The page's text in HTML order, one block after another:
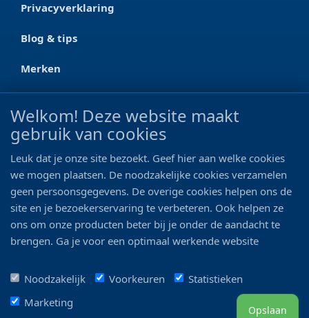
Privacyverklaring
Blog & tips
Merken
CONTACT
Ootmarsumseweg 125a
0546 - 622 990
06 - 11 19 81 42
info@bo-vis.nl
Welkom! Deze website maakt
gebruik van cookies
Leuk dat je onze site bezoekt. Geef hier aan welke cookies
we mogen plaatsen. De noodzakelijke cookies verzamelen
geen persoonsgegevens. De overige cookies helpen ons de
site en je bezoekerservaring te verbeteren. Ook helpen ze
ons om onze producten beter bij je onder de aandacht te
brengen. Ga je voor een optimaal werkende website
Noodzakelijk
Voorkeuren
Statistieken
Marketing
Opslaan